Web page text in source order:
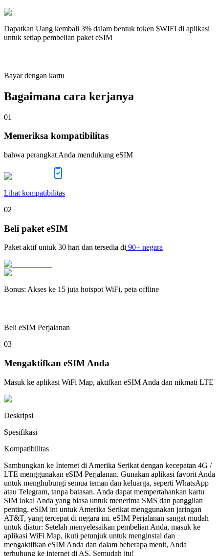
Dapatkan Uang kembali 3% dalam bentuk token $WIFI di aplikasi
untuk setiap pembelian paket eSIM
Bayar dengan kartu
Bagaimana cara kerjanya
01
Memeriksa kompatibilitas
bahwa perangkat Anda mendukung eSIM
Lihat kompatibilitas
02
Beli paket eSIM
Paket aktif untuk 30 hari dan tersedia di 90+ negara
Bonus: Akses ke 15 juta hotspot WiFi, peta offline
Beli eSIM Perjalanan
03
Mengaktifkan eSIM Anda
Masuk ke aplikasi WiFi Map, aktifkan eSIM Anda dan nikmati LTE
Deskripsi
Spesifikasi
Kompatibilitas
Sambungkan ke Internet di Amerika Serikat dengan kecepatan 4G /
LTE menggunakan eSIM Perjalanan. Gunakan aplikasi favorit Anda
untuk menghubungi semua teman dan keluarga, seperti WhatsApp
atau Telegram, tanpa batasan. Anda dapat mempertahankan kartu
SIM lokal Anda yang biasa untuk menerima SMS dan panggilan
penting. eSIM ini untuk Amerika Serikat menggunakan jaringan
AT&T, yang tercepat di negara ini. eSIM Perjalanan sangat mudah
untuk diatur: Setelah menyelesaikan pembelian Anda, masuk ke
aplikasi WiFi Map, ikuti petunjuk untuk menginstal dan
mengaktifkan eSIM Anda dan dalam beberapa menit, Anda
terhubung ke internet di AS. Semudah itu!